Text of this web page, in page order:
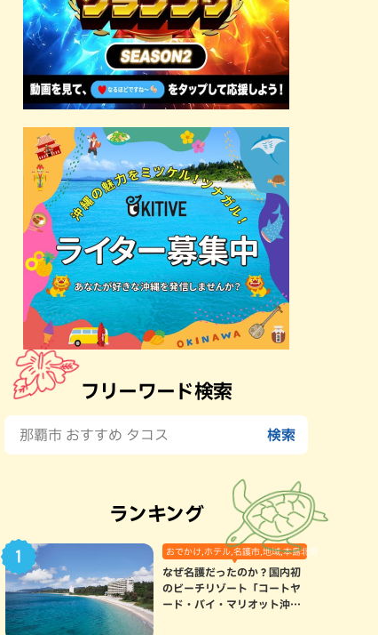
フリーワード検索
ランキング
おでかけ,ホテル,名護市,地域,本島北部
なぜ名護だったのか？国内初
のビーチリゾート「コートヤ
ード・バイ・マリオット沖縄